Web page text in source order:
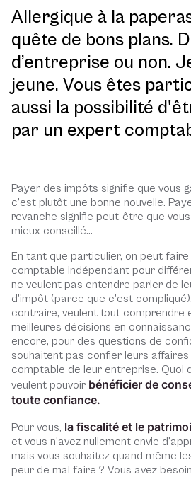
Allergique à la
quête de bons plans.
d’entreprise ou non.
jeune. Vous êtes
aussi la possibilité
par un expert
Payer des impôts signifie que vous
c’est plutôt une bonne nouvelle.
revanche signifie peut-être que
mieux conseillé…
En tant que particulier, on peut
comptable indépendant pour
ne veulent pas entendre parler de
d’impôt (parce que c’est
contraire, veulent tout comprendre
meilleures décisions en
encore, pour des questions de
souhaitent pas confier leurs
comptable de leur entreprise. Quoi
veulent pouvoir bénéficier de
toute confiance.
Pour vous, la fiscalité et le
et vous n’avez nullement envie
mais vous souhaitez quand même
peur de mal faire ? Vous avez